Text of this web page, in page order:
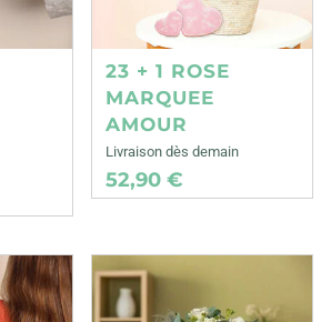
23 + 1 ROSE
MARQUEE
AMOUR
Livraison dès demain
52,90 €